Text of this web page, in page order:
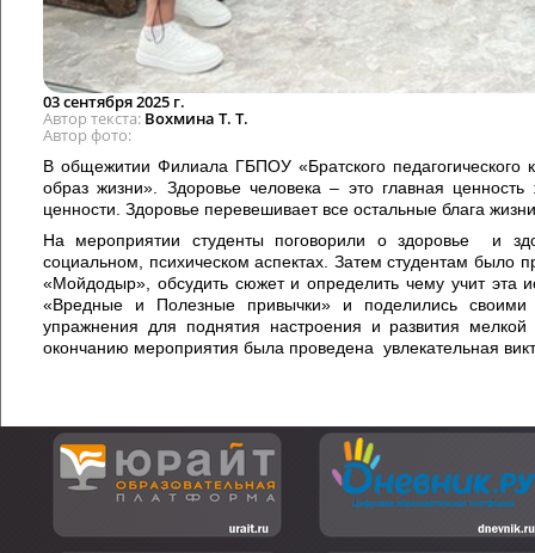
03 сентября 2025 г.
Автор текста Вохмина Т. Т.
Автор фото
В общежитии Филиала ГБПОУ «Братского
образ жизни». Здоровье человека – это главная
ценности. Здоровье перевешивает все остальные блага
На мероприятии студенты поговорили о здоровье и
социальном, психическом аспектах. Затем студентам было
«Мойдодыр», обсудить сюжет и определить чему учит эта
«Вредные и Полезные привычки» и поделились
упражнения для поднятия настроения и развития
окончанию мероприятия была проведена увлекательная